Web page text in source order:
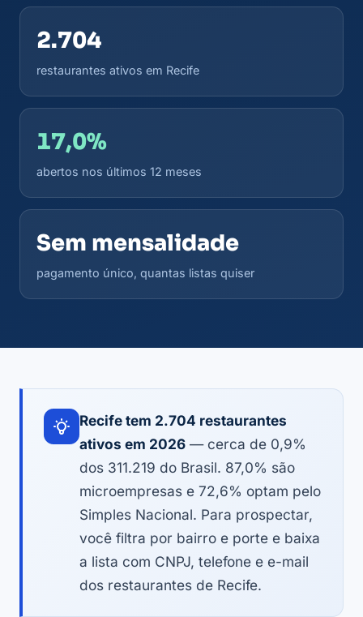
2.704
restaurantes ativos em Recife
17,0%
abertos nos últimos 12 meses
Sem mensalidade
pagamento único, quantas listas quiser
Recife tem 2.704 restaurantes
ativos em 2026 — cerca de 0,9%
dos 311.219 do Brasil. 87,0% são
microempresas e 72,6% optam pelo
Simples Nacional. Para prospectar,
você filtra por bairro e porte e baixa
a lista com CNPJ, telefone e e-mail
dos restaurantes de Recife.